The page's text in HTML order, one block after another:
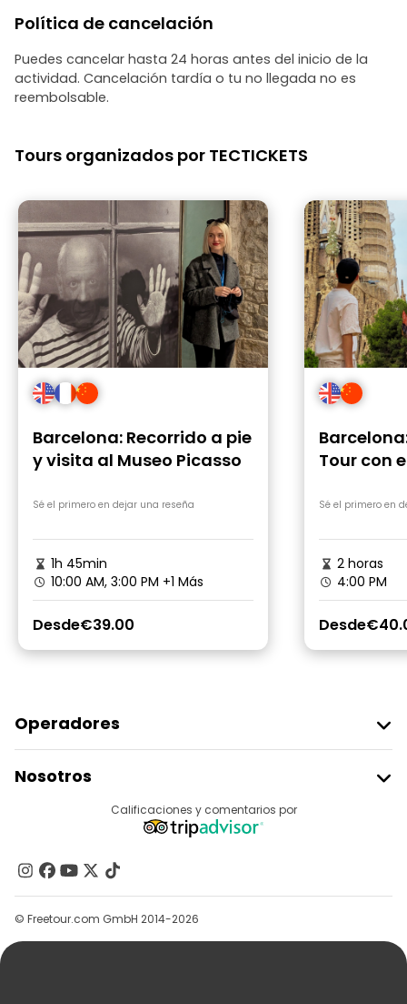
Política de cancelación
Puedes cancelar hasta 24 horas antes del inicio de la
actividad. Cancelación tardía o tu no llegada no es
reembolsable.
Tours organizados por TECTICKETS
Barcelona: Recorrido a pie
y visita al Museo Picasso
Sé el primero en dejar una reseña
1h 45min
10:00 AM, 3:00 PM +1 Más
Desde€39.00
Tour con
Sé el primero en
2 horas
4:00 PM
Desde
Operadores
Acceder Como Proveedor
Programa De Afiliados
Nosotros
Contacto
Grupos
Ayuda
Calificaciones y comentarios por
© Freetour.com GmbH 2014-2026